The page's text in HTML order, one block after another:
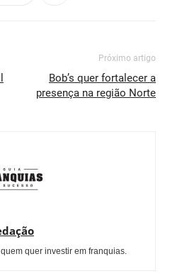
Próximo artigo
Bob’s quer fortalecer a
presença na região Norte
quer investir em franquias.